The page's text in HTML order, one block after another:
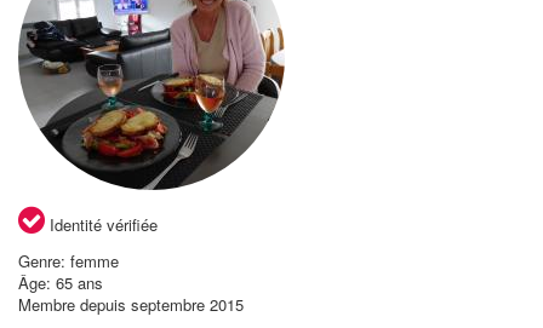
Identité vérifiée
Genre: femme
Âge: 65 ans
Membre depuis septembre 2015